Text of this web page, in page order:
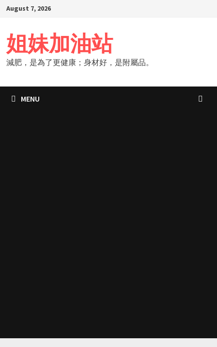
Skip
content
August 7, 2026
姐妹加油站
減肥，是為了更健康；身材好，是附屬品。
MENU